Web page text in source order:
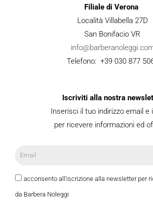
Filiale di Verona
Località Villabella 27D
San Bonifacio VR
Telefono: +39 030 877
Iscriviti alla nostra
Inserisci il tuo indirizzo email e
per ricevere informazioni ed
acconsento all'iscrizione alla newsletter per
da Barbera Noleggi